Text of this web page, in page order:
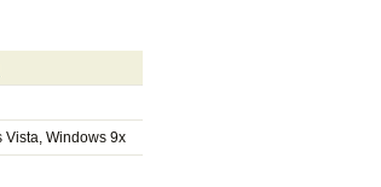
Vista, Windows 9x